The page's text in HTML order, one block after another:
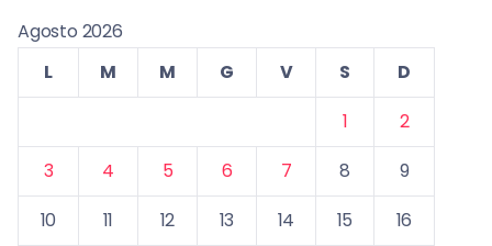
Agosto 2026
L
M M G V S
D
1
2
3
4 5 6 7 8
9
10
11 12 13 14 15
16